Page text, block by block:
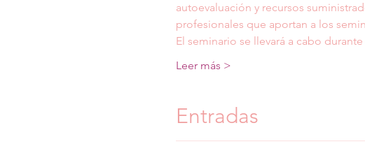
autoevaluación y recursos
profesionales que aportan a los
El seminario se llevará a cabo
Leer más >
Entradas